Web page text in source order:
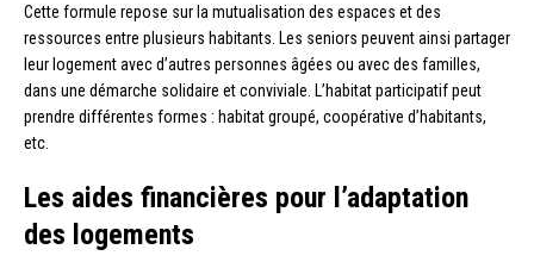
Cette formule repose sur la mutualisation des espaces et des
ressources entre plusieurs habitants. Les seniors peuvent ainsi partager
leur logement avec d’autres personnes âgées ou avec des familles,
dans une démarche solidaire et conviviale. L’habitat participatif peut
prendre différentes formes : habitat groupé, coopérative d’habitants,
etc.
Les aides financières pour l’adaptation
des logements